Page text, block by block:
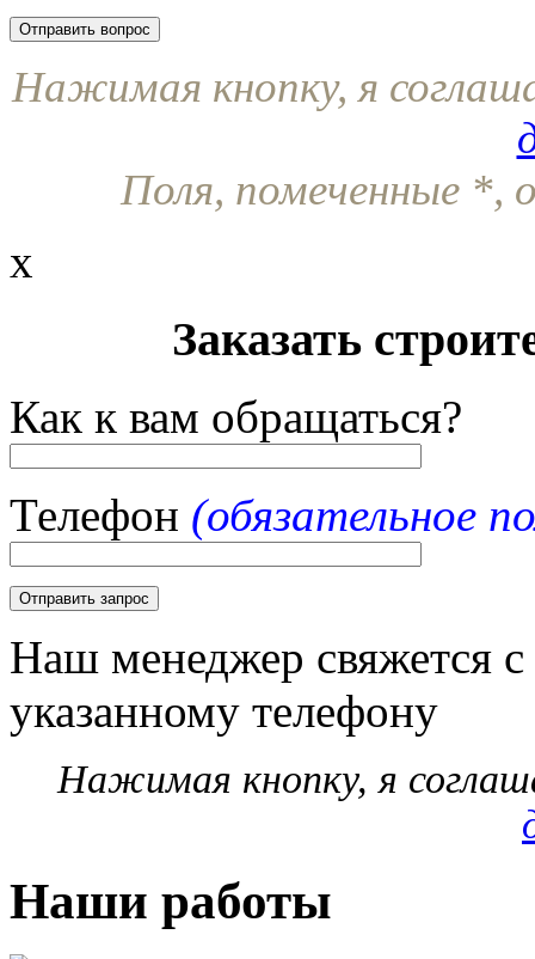
Нажимая кнопку, я
Поля, помеченные *,
x
Заказать
Как к вам обращаться?
Телефон (обязательное
Наш менеджер свяжется
указанному телефону
Нажимая кнопку, я
Наши работы